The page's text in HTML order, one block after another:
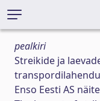
pealkiri
Streikide ja
Enso Eesti AS